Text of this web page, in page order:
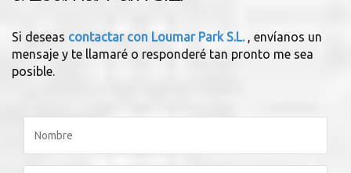
Si deseas contactar con Loumar Park S.L. , envíanos un
mensaje y te llamaré o responderé tan pronto me sea
posible.